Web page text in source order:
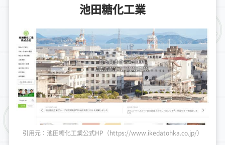
池田糖化工業
引用元：池田糖化工業公式HP（https://www.ikedatohka.co.jp/）